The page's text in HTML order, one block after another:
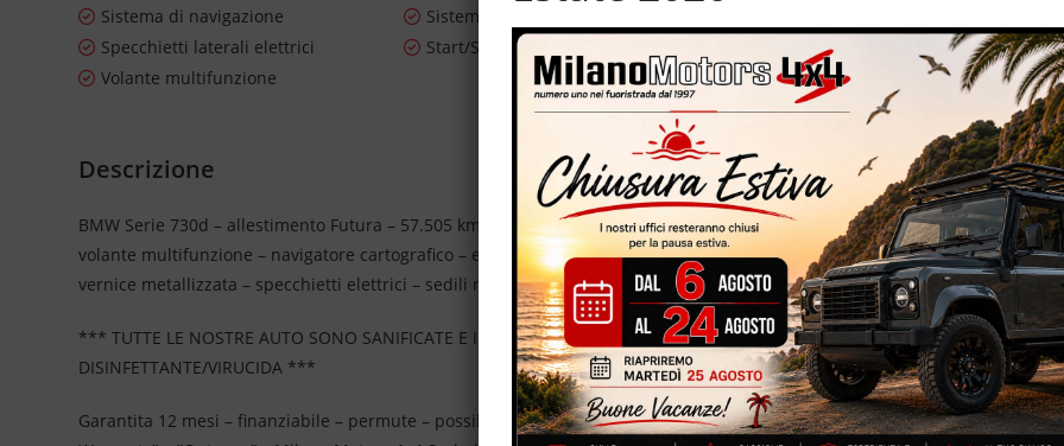
Sistema di navigazione
Sistema di visione notturna
Specchietti laterali elettrici
Start/Stop Automatico
Volante in pelle
Volante multifunzione
Descrizione
BMW Serie 730d – allestimento Futura – 57.505 km certificati e garantiti – cerchi in lega da 20” – cambio automatico –
volante multifunzione – navigatore cartografico – euro 5A con dispositivo antiparticolato (FAP) –
vernice metallizzata – specchietti elettrici – sedili regolabili elettricamente – sensori park
*** TUTTE LE NOSTRE AUTO SONO SANIFICATE E IGIENIZZATE CON TRATTAMENTI DI VAPORE, OZONO E
DISINFETTANTE/VIRUCIDA ***
Garantita 12 mesi – finanziabile – permute – possibilità di estensione della garanzia con i leader del mercato ”Mapfre